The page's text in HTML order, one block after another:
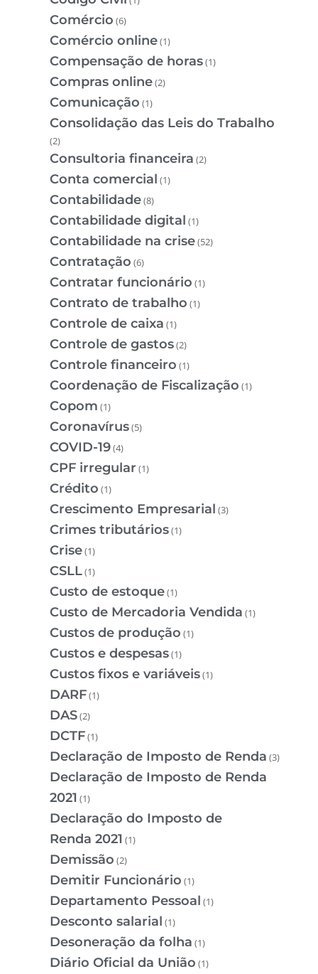
Comércio (6)
Comércio online(1)
Compensação de horas(1)
Compras online(2)
Comunicação (1)
Consolidação das Leis do Trabalho
(2)
Consultoria financeira (2)
Conta comercial (1)
Contabilidade(8)
Contabilidade digital (1)
Contabilidade na crise(52)
Contratação (6)
Contratar funcionário (1)
Contrato de trabalho (1)
Controle de caixa (1)
Controle de gastos(2)
Controle financeiro (1)
Coordenação de Fiscalização (1)
Copom (1)
Coronavírus(5)
COVID-19(4)
CPF irregular (1)
Crédito (1)
Crescimento Empresarial (3)
Crimes tributários(1)
Crise(1)
CSLL(1)
Custo de estoque(1)
Custo de Mercadoria Vendida (1)
Custos de produção (1)
Custos e despesas(1)
Custos fixos e variáveis(1)
DARF(1)
DAS(2)
DCTF(1)
Declaração de Imposto de Renda (3)
Declaração de Imposto de Renda
2021 (1)
Declaração do Imposto de
Renda 2021 (1)
Demissão (2)
Demitir Funcionário (1)
Departamento Pessoal (1)
Desconto salarial (1)
Desoneração da folha (1)
Diário Oficial da União (1)